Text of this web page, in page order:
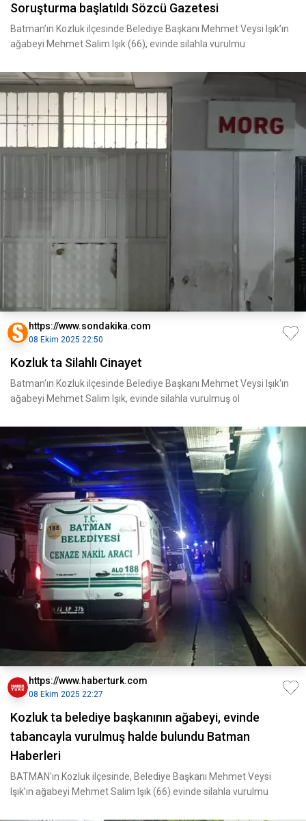
Soruşturma başlatıldı Sözcü Gazetesi
Batman’ın Kozluk ilçesinde Belediye Başkanı Mehmet Veysi Işık’ın
ağabeyi Mehmet Salim Işık (66), evinde silahla vurulmu
https://www.sondakika.com
08 Ekim 2025 22:50
Kozluk ta Silahlı Cinayet
Batman'ın Kozluk ilçesinde Belediye Başkanı Mehmet Veysi Işık'ın
ağabeyi Mehmet Salim Işık, evinde silahla vurulmuş ol
https://www.haberturk.com
08 Ekim 2025 22:27
Kozluk ta belediye başkanının ağabeyi, evinde
tabancayla vurulmuş halde bulundu Batman
Haberleri
BATMAN'ın Kozluk ilçesinde, Belediye Başkanı Mehmet Veysi
Işık’ın ağabeyi Mehmet Salim Işık (66) evinde silahla vurulmu